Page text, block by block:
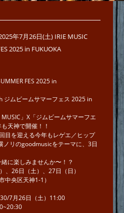
年7月26日(土) IRIE MUSIC
2025 in FUKUOKA
FES 2025 in
ジムビームサマーフェス 2025 in
MUSIC」X「ジムビームサマーフエ
天神で開催！！
目を迎える今年もレゲエ／ヒップ
ノリのgoodmusicをテーマに、3日
に楽しみませんか〜！？
、26日（土）、27日（日）
中央区天神1-1）
7月26日（土）11:00